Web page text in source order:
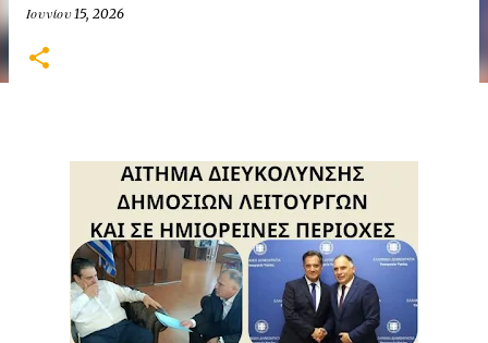
Ιουνίου 15, 2026